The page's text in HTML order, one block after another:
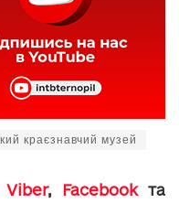
краєзнавчий музей
Viber, Facebookта